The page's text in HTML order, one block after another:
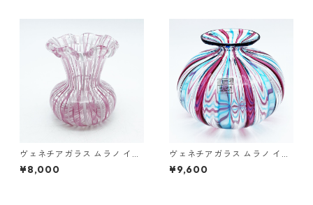
ヴェネチアガラス ムラノ イタ
リア 花瓶 一輪挿し フィリグラ
ーナ ロゼ ホワイト レース模様
¥8,000
ヴェネチアガラス ムラノ イタ
リア バラリン工房 BALLARIN
花瓶 フィリグラーナ ストライ
¥9,600